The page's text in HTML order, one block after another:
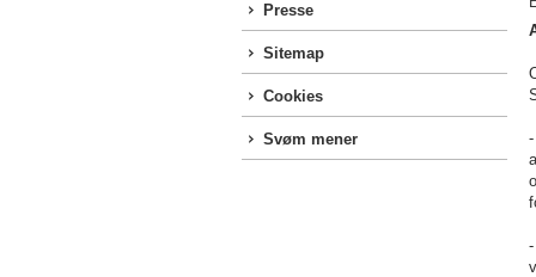
Presse
Sitemap
Cookies
Svøm mener